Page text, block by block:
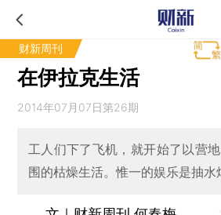
财新周刊
在伊拉克生活
2014年07月07日第26期
工人们下了飞机，就开始了以营
围的枯燥生活。惟一的娱乐是抽水